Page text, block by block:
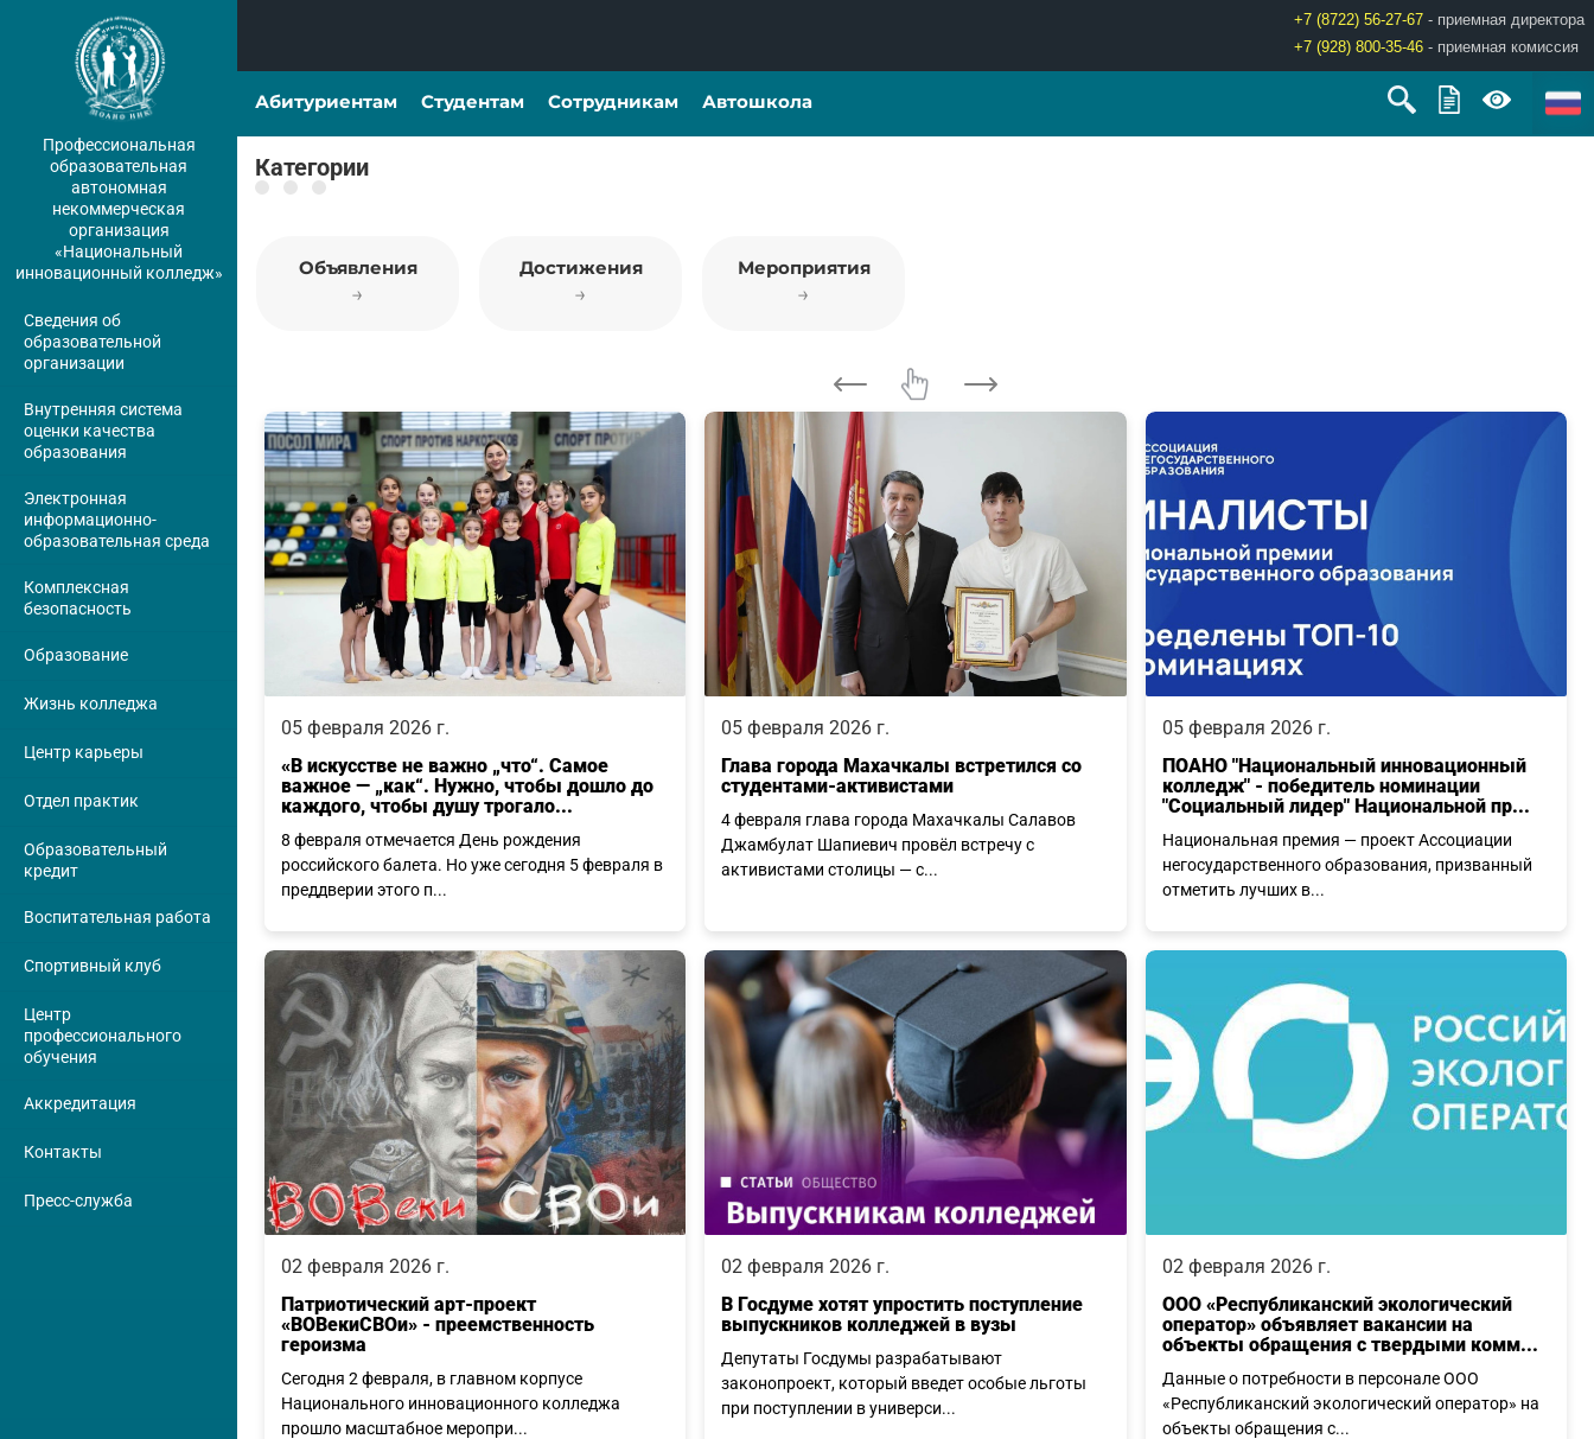
Профессиональная
образовательная
автономная
некоммерческая
организация
«Национальный
инновационный колледж»
Сведения об
образовательной
организации
Внутренняя система
оценки качества
образования
Электронная
информационно-
образовательная среда
Комплексная
безопасность
Образование
Жизнь колледжа
Центр карьеры
Отдел практик
Образовательный
кредит
Воспитательная работа
Спортивный клуб
Центр
профессионального
обучения
Аккредитация
Контакты
Пресс-служба
+7 (8722) 56-27-67 - приемная директора
+7 (928) 800-35-46 - приемная комиссия
Абитуриентам Студентам Сотрудникам Автошкола
Категории
Объявления
→
Достижения
→
Мероприятия
→
05 февраля 2026 г.
«В искусстве не важно „что“. Самое
важное — „как“. Нужно, чтобы дошло до
каждого, чтобы душу трогало...
8 февраля отмечается День рождения
российского балета. Но уже сегодня 5 февраля в
преддверии этого п...
05 февраля 2026 г.
Глава города Махачкалы встретился со
студентами-активистами
4 февраля глава города Махачкалы Салавов
Джамбулат Шапиевич провёл встречу с
активистами столицы — с...
05 февраля 2026 г.
ПОАНО "Национальный инновационный
колледж" - победитель номинации
"Социальный лидер" Национальной пр...
Национальная премия — проект Ассоциации
негосударственного образования, призванный
отметить лучших в...
02 февраля 2026 г.
Патриотический арт-проект
«ВОВекиСВОи» - преемственность
героизма
Сегодня 2 февраля, в главном корпусе
Национального инновационного колледжа
прошло масштабное меропри...
02 февраля 2026 г.
В Госдуме хотят упростить поступление
выпускников колледжей в вузы
Депутаты Госдумы разрабатывают
законопроект, который введет особые льготы
при поступлении в универси...
02 февраля 2026 г.
ООО «Республиканский экологический
оператор» объявляет вакансии на
объекты обращения с твердыми комм...
Данные о потребности в персонале ООО
«Республиканский экологический оператор» на
объекты обращения с...